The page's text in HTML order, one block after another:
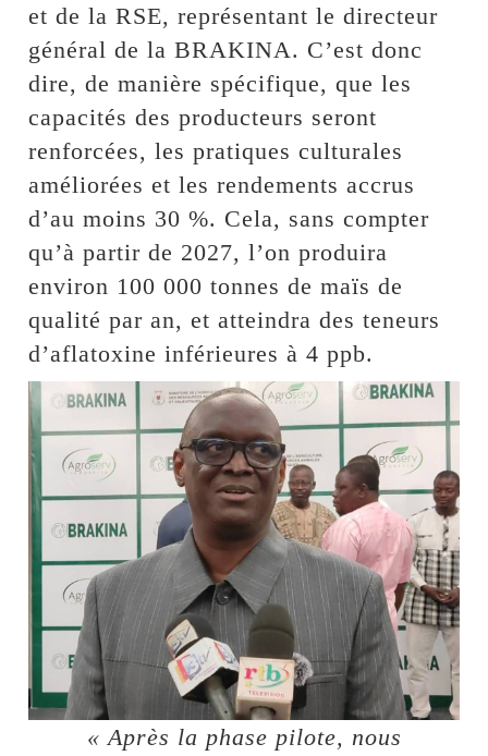
et de la RSE, représentant le directeur
général de la BRAKINA. C’est donc
dire, de manière spécifique, que les
capacités des producteurs seront
renforcées, les pratiques culturales
améliorées et les rendements accrus
d’au moins 30 %. Cela, sans compter
qu’à partir de 2027, l’on produira
environ 100 000 tonnes de maïs de
qualité par an, et atteindra des teneurs
d’aflatoxine inférieures à 4 ppb.
« Après la phase pilote, nous